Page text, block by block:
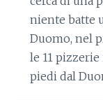
niente batte
Duomo, nel
le 11
piedi dal